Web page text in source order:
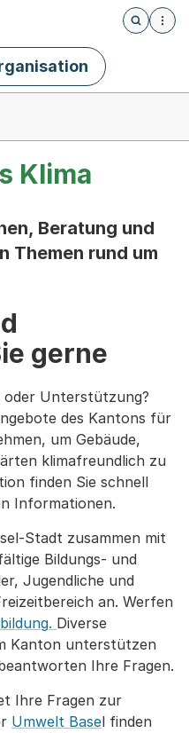
Öffnet
Klima
Beratung und
Themen rund um
gerne
oder Unterstützung?
des Kantons für
um Gebäude,
klimafreundlich zu
finden Sie schnell
Informationen.
Stadt zusammen mit
Bildungs- und
Jugendliche und
an. Werfen
. Diverse
Kanton unterstützen
Ihre Fragen.
Ihre Fragen zur
Umwelt Basel finden